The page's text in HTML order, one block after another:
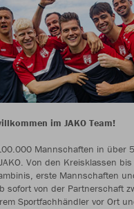
im JAKO Team!
Mannschaften in über
Von den Kreisklassen
erste Mannschaften
sofort von der Partnerschaft
Sportfachhändler vor Ort